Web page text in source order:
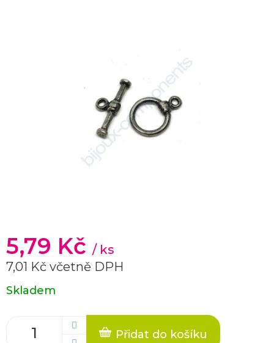
5,79 Kč / ks
7,01 Kč včetně DPH
Měrná
cena:
Skladem
Přidat do košíku